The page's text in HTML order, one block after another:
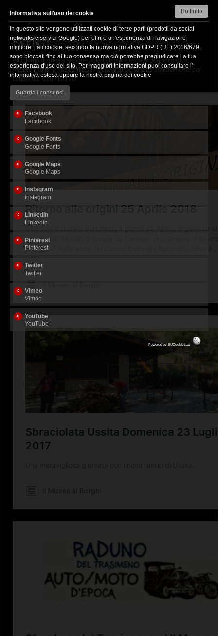
HOME
IL MUSEO
L’IDEA
TRATTORI
CONTATTACI
PARLANO DI NOI
DOVE SIAMO
EVENTI 14
BIGLIETTI E ORARI
PRIVACY 3
LABORATORI DIDATTICI
REGALA UN BIGLIETTO
EVENTI
All’interno di questa sezione potrete trovare le gallerie di immagini,
relative a tutte le nostre iniziative, che pubblicheremo puntualmente per
condividerle con tutti voi.
Informativa sull'uso dei cookie
In questo sito vengono utilizzati cookie di terze parti (prodotti da social
networks e servizi Google) per offrire un'esperienza di navigazione
migliore. Tali cookie, secondo la nuova normativa GDPR (UE) 2016/679,
sono bloccati fino al tuo consenso ma ciò potrebbe pregiudicare l a tua
esperienza d'uso del sito. Per maggiori informazioni puoi consultare l'
informativa estesaoppure la nostra pagina dei cookie
Guarda i consensi
Facebook
Facebook
Google Fonts
Google Fonts
Google Maps
Google Maps
Instagram
instagram
LinkedIn
Linkedin
Pinterest
Pinterest
Twitter
Twitter
Vimeo
Vimeo
YouTube
YouTube
Ho finito
Powered by EUCookieLaw